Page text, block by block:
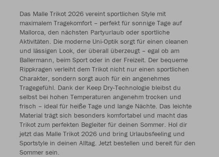
Das Malle Trikot 2026 vereint sportlichen Style mit
maximalem Tragekomfort – perfekt für sonnige Tage auf
Mallorca, den nächsten Partyurlaub oder sportliche
Aktivitäten. Die moderne Uni-Optik sorgt für einen cleanen
und lässigen Look, der überall überzeugt – egal ob am
Ballermann, beim Sport oder in der Freizeit. Der bequeme
Rippkragen verleiht dem Trikot nicht nur einen sportlichen
Charakter, sondern sorgt auch für ein angenehmes
Tragegefühl. Dank der Keep Dry-Technologie bleibst du
selbst bei hohen Temperaturen angenehm trocken und
frisch – ideal für heiße Tage und lange Nächte. Das leichte
Material trägt sich besonders komfortabel und macht das
Trikot zum perfekten Begleiter für deinen Sommer. Hol dir
jetzt das Malle Trikot 2026 und bring Urlaubsfeeling und
Sportstyle in deinen Alltag. Jetzt bestellen und bereit für den
Sommer sein.